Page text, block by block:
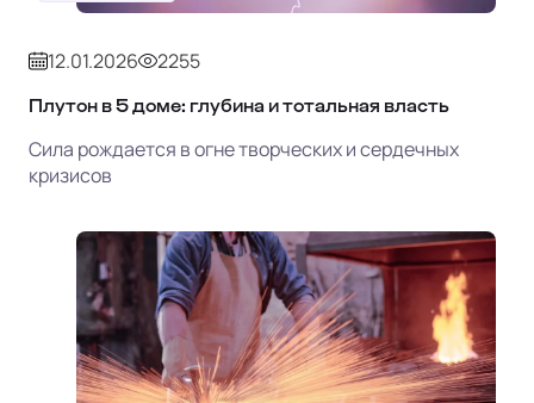
12.01.2026 2255
Плутон в 5 доме: глубина и тотальная власть
Сила рождается в огне творческих и сердечных
кризисов